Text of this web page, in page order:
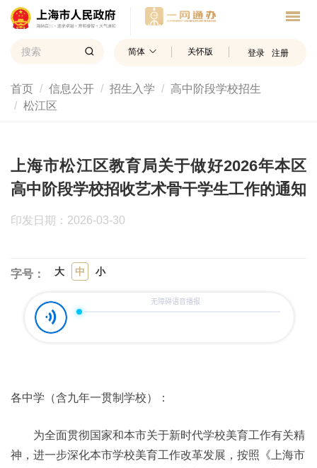
简体 关怀版 登录 注册
首页 信息公开 招生入学
高中阶段学校招生
松江区
上海市松江区教育局关于做好2026年本区
高中阶段学校招收艺术骨干学生工作的通知
印发日期：2026-03-30
字号： 大 中 小
各中学（含九年一贯制学校）：
为全面贯彻国家和本市关于新时代学校美育工作有关精
神，进一步深化本市学校美育工作改革发展，按照《上海市